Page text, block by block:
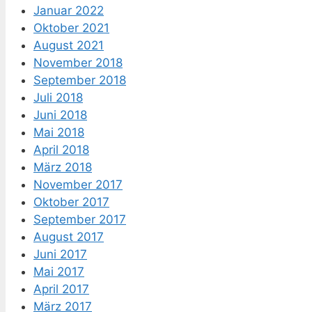
Januar 2022
Oktober 2021
August 2021
November 2018
September 2018
Juli 2018
Juni 2018
Mai 2018
April 2018
März 2018
November 2017
Oktober 2017
September 2017
August 2017
Juni 2017
Mai 2017
April 2017
März 2017